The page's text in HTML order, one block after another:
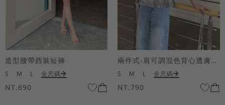
造型腰帶西裝短褲
S M L 全尺碼
NT.690
兩件式-肩可調混色背心透膚上衣套組
S M L 全尺碼
NT.790